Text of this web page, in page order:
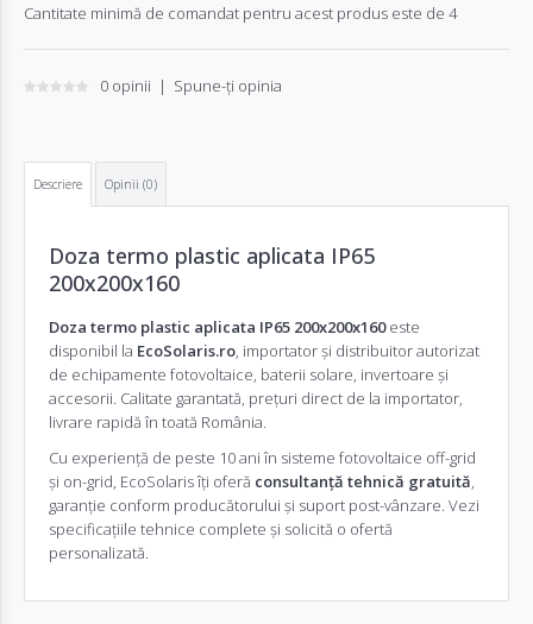
Cantitate minimă de comandat pentru acest produs este de 4
0 opinii | Spune-ţi opinia
Descriere Opinii (0)
Doza termo plastic aplicata IP65
200x200x160
Doza termo plastic aplicata IP65 200x200x160este
disponibil la EcoSolaris.ro , importator și distribuitor autorizat
de echipamente fotovoltaice, baterii solare, invertoare și
accesorii. Calitate garantată, prețuri direct de la importator,
livrare rapidă în toată România.
Cu experiență de peste 10 ani în sisteme fotovoltaice off-grid
și on-grid, EcoSolaris îți oferă consultanță tehnică gratuită
garanție conform producătorului și suport post-vânzare. Vezi
specificațiile tehnice complete și solicită o ofertă
personalizată